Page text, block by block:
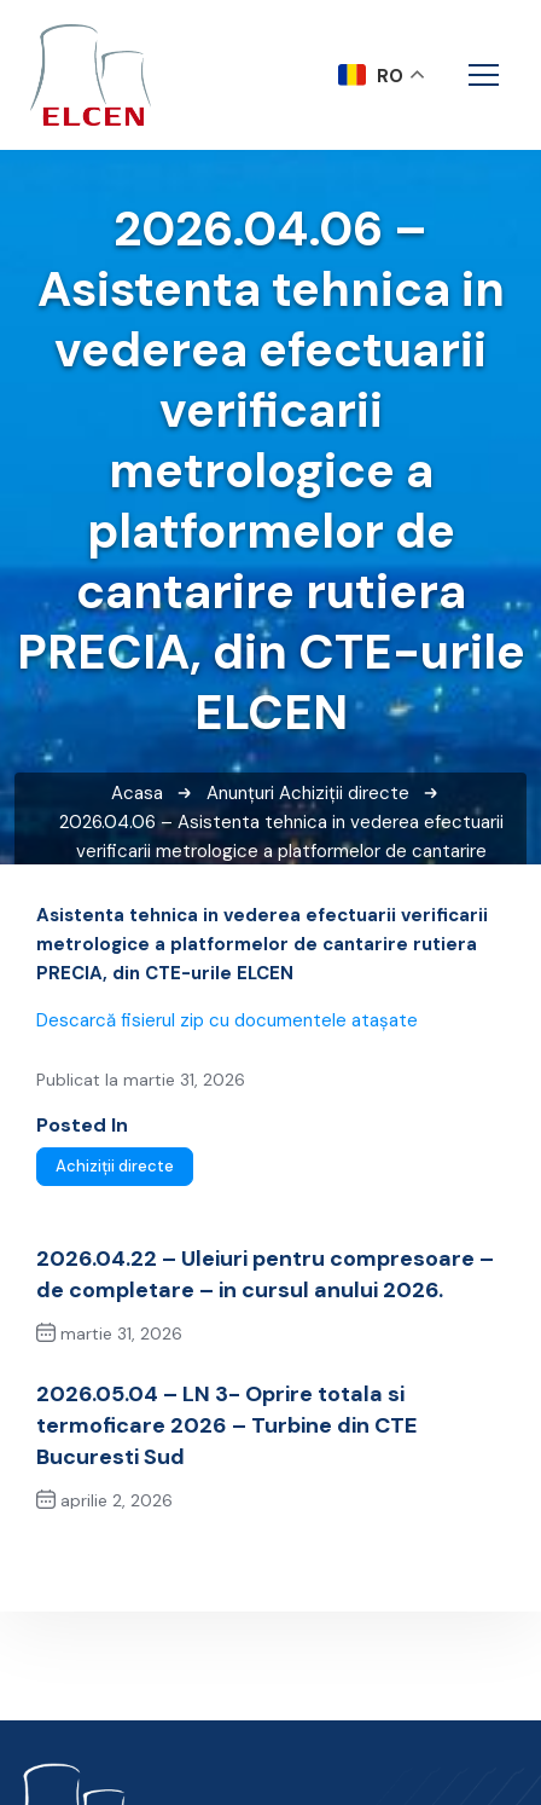
2026.04.06 –
Asistenta tehnica in
vederea efectuarii
verificarii
metrologice a
platformelor de
cantarire rutiera
PRECIA, din CTE-urile
ELCEN
Acasa Anunțuri Achiziții directe
2026.04.06 – Asistenta tehnica in vederea efectuarii
verificarii metrologice a platformelor de cantarire
Asistenta tehnica in vederea efectuarii verificarii
metrologice a platformelor de cantarire rutiera
PRECIA, din CTE-urile ELCEN
Descarcă fisierul zip cu documentele atașate
Publicat la martie 31, 2026
Posted In
Achiziții directe
2026.04.22 – Uleiuri pentru compresoare –
de completare – in cursul anului 2026.
martie 31, 2026
2026.05.04 – LN 3- Oprire totala si
termoficare 2026 – Turbine din CTE
Bucuresti Sud
aprilie 2, 2026
RO